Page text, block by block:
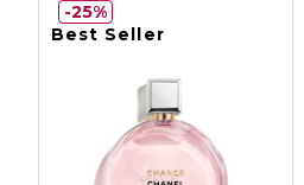
Best Seller
25%